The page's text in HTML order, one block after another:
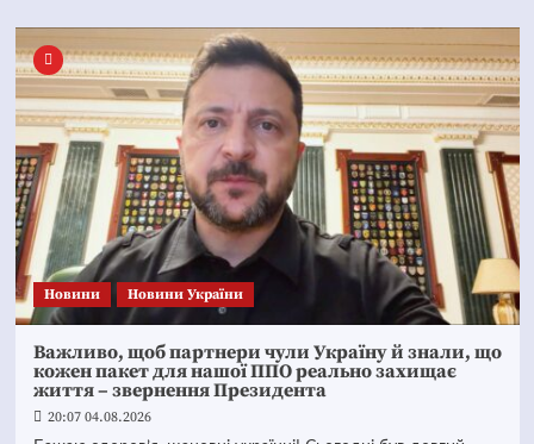
Новини Новини України
Важливо, щоб партнери чули Україну й знали, що
кожен пакет для нашої ППО реально захищає
життя – звернення Президента
20:07 04.08.2026